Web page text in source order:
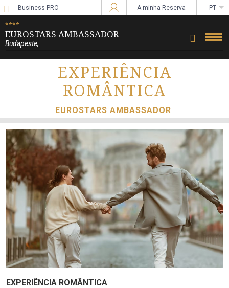
Business PRO
Iniciar sessão no Star Traveler ou
A minha Reserva PT
****
EUROSTARS AMBASSADOR
Budapeste,
EXPERIÊNCIA
ROMÂNTICA
EUROSTARS AMBASSADOR
EXPERIÊNCIA ROMÂNTICA